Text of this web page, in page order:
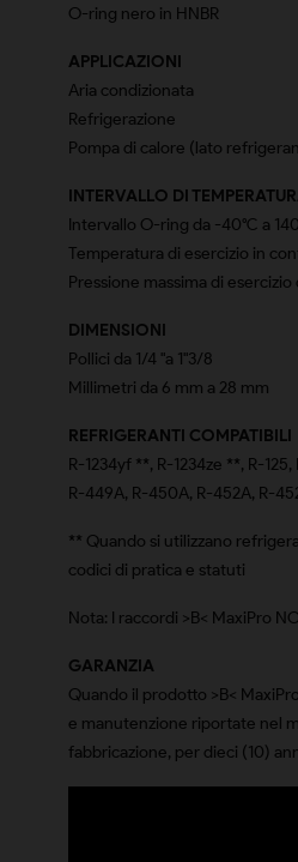
O-ring nero in HNBR
APPLICAZIONI
Aria condizionata
Refrigerazione
Pompa di calore (lato
INTERVALLO DI
Intervallo O-ring da -40°C a
Temperatura di esercizio in
Pressione massima di esercizio
DIMENSIONI
Pollici da 1/4 "a 1"3/8
Millimetri da 6 mm a 28 mm
REFRIGERANTI COMPATIBILI
R-1234yf **, R-1234ze **, R-
R-449A, R-450A, R-452A, R-
** Quando si utilizzano
codici di pratica e statuti
Nota: I raccordi >B< MaxiPro
GARANZIA
Quando il prodotto >B<
e manutenzione riportate nel
fabbricazione, per dieci (10)